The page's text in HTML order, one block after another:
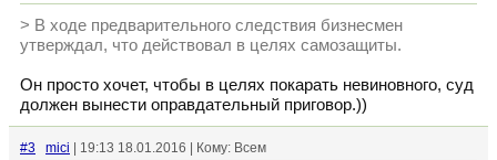
> В ходе предварительного следствия бизнесмен
утверждал, что действовал в целях самозащиты.
Он просто хочет, чтобы в целях покарать невиновного, суд
должен вынести оправдательный приговор.))
#3 mici | 19:13 18.01.2016 | Кому: Всем